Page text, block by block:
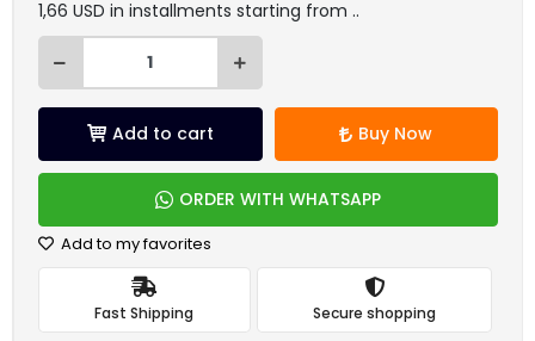
1,66 USD in installments starting from ..
Add to cart Buy Now
ORDER WITH WHATSAPP
Add to my favorites
Fast Shipping Secure shopping